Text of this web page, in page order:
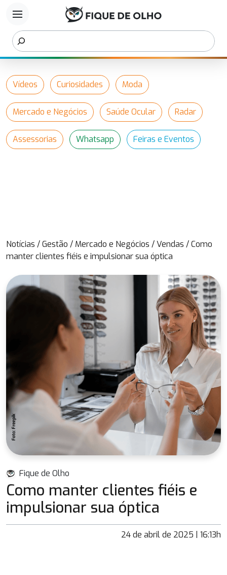
menu
Vídeos Curiosidades Moda
Mercado e Negócios Saúde Ocular Radar
Assessorias Whatsapp Feiras e Eventos
Notícias /Gestão / Mercado e Negócios /Vendas /Como
manter clientes fiéis e impulsionar sua óptica
Fique de Olho
Como manter clientes fiéis e
impulsionar sua óptica
24 de abril de 2025 | 16:13h